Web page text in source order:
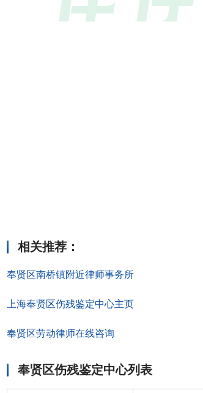
相关推荐 ：
奉贤区南桥镇附近律师事务所
上海奉贤区伤残鉴定中心主页
奉贤区劳动律师在线咨询
奉贤区伤残鉴定中心列表